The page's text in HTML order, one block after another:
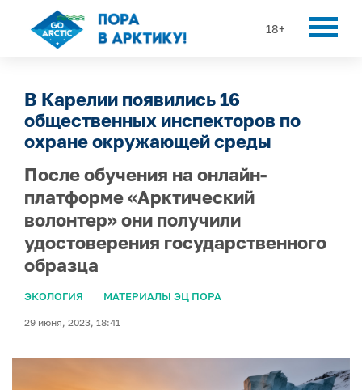
18+
В Карелии появились 16
общественных инспекторов по
охране окружающей среды
После обучения на онлайн-
платформе «Арктический
волонтер» они получили
удостоверения государственного
образца
ЭКОЛОГИЯ МАТЕРИАЛЫ ЭЦ ПОРА
29 июня, 2023, 18:41